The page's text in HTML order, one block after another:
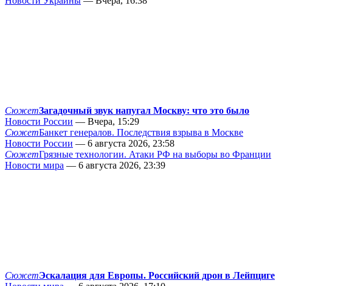
СюжетЗагадочный звук напугал Москву: что это было
Новости России — Вчера, 15:29
СюжетБанкет генералов. Последствия взрыва в Москве
Новости России — 6 августа 2026, 23:58
СюжетГрязные технологии. Атаки РФ на выборы во Франции
Новости мира — 6 августа 2026, 23:39
СюжетЭскалация для Европы. Российский дрон в Лейпциге